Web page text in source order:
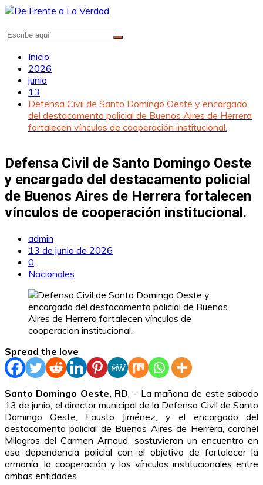
Saltar
contenido
Inicio
2026
junio
13
Defensa Civil de Santo Domingo Oeste y encargado
del destacamento policial de Buenos Aires de Herrera
fortalecen vínculos de cooperación institucional.
Defensa Civil de Santo Domingo Oeste
y encargado del destacamento policial
de Buenos Aires de Herrera fortalecen
vínculos de cooperación institucional.
admin
13 de junio de 2026
0
Nacionales
Spread the love
Santo Domingo Oeste, RD . – La mañana de este sábado
13 de junio, el director municipal de la Defensa Civil de Santo
Domingo Oeste, Fausto Jiménez, y el encargado del
destacamento policial de Buenos Aires de Herrera, coronel
Milagros del Carmen Arnaud, sostuvieron un encuentro en
esa dependencia policial con el objetivo de fortalecer la
armonía, la cooperación y los vínculos institucionales entre
ambas entidades.